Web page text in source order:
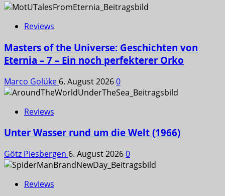
Reviews
Masters of the Universe: Geschichten von
Eternia – 7 – Ein noch perfekterer Orko
Marco Golüke 6. August 20260
Reviews
Unter Wasser rund um die Welt (1966)
Götz Piesbergen 6. August 20260
Reviews